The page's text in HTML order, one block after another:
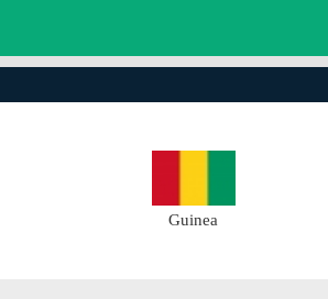
Guinea